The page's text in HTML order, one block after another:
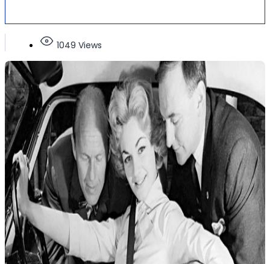
1049 Views